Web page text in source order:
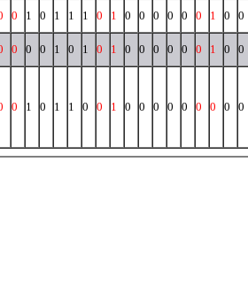
0 1 0 1 1 1 0 1 0 0 0 0 0 0 1 0 0
0 0 0 1 0 1 0 1 0 0 0 0 0 0 1 0 0
0 1 0 1 1 0 0 1 0 0 0 0 0 0 0 0 0